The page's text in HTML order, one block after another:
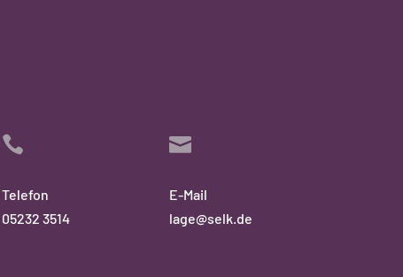

Telefon
05232 3514

E-Mail
lage@selk.de